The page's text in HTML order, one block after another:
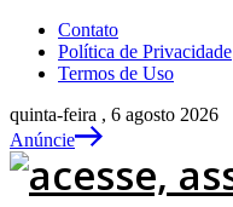
Contato
Política de Privacidade
Termos de Uso
quinta-feira , 6 agosto 2026
Anúncie